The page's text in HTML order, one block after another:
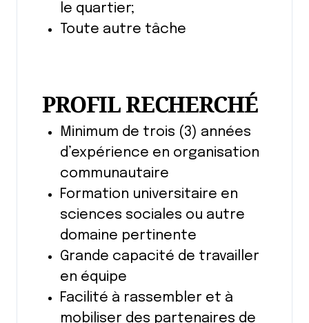
le quartier;
Toute autre tâche
PROFIL RECHERCHÉ
Minimum de trois (3) années
d’expérience en organisation
communautaire
Formation universitaire en
sciences sociales ou autre
domaine pertinente
Grande capacité de travailler
en équipe
Facilité à rassembler et à
mobiliser des partenaires de